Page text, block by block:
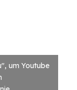
um Youtube